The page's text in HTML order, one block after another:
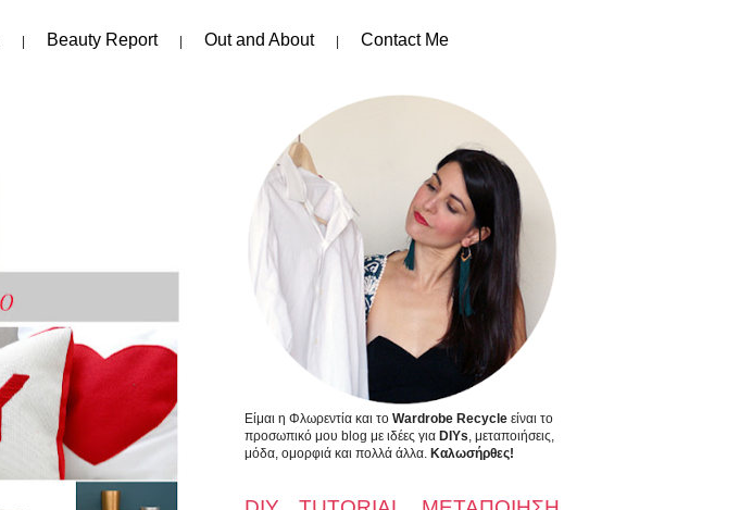
Beauty Report Out and About Contact Me
Είμαι η Φλωρεντία και το Wardrobe Recycle είναι το
προσωπικό μου blog με ιδέες για DIYs, μεταποιήσεις,
μόδα, ομορφιά και πολλά άλλα. Καλωσήρθες!